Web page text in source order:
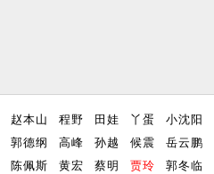
赵本山 程野 田娃 丫蛋
小沈阳
郭德纲
高峰 孙越 候震
岳云鹏
陈佩斯
黄宏 蔡明 贾玲 郭冬临